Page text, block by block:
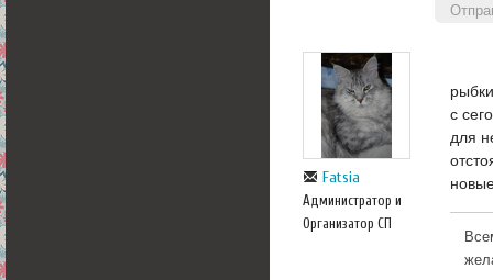
Fatsia
Администратор и
Организатор СП
с
для